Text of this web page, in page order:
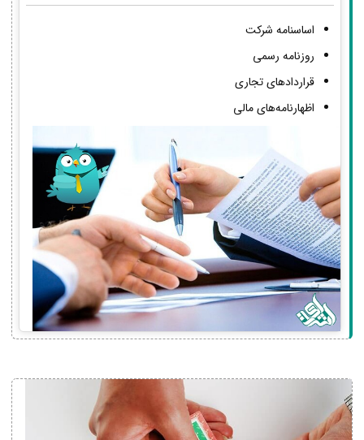
اساسنامه شرکت
روزنامه رسمی
قراردادهای تجاری
اظهارنامه‌های مالی